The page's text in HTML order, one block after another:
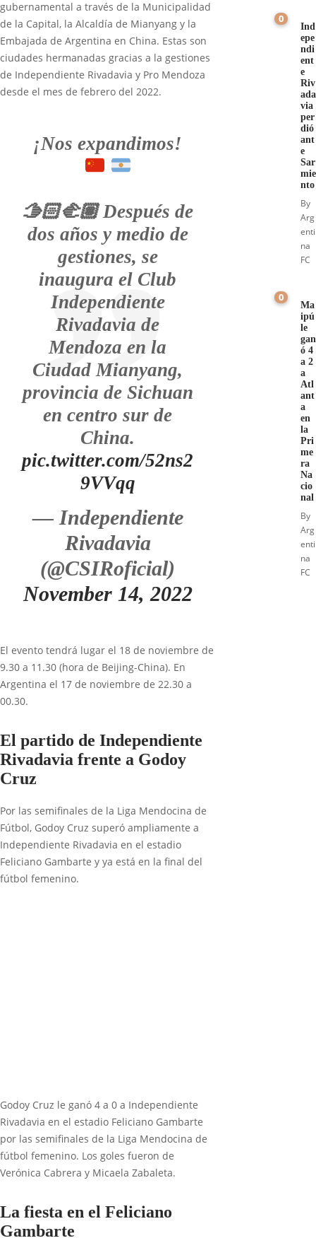
gubernamental a través de la Municipalidad
de la Capital, la Alcaldía de Mianyang y la
Embajada de Argentina en China. Estas son
ciudades hermanadas gracias a la gestiones
de Independiente Rivadavia y Pro Mendoza
desde el mes de febrero del 2022.
¡Nos expandimos!
🫱🏻‍🫲🏽 Después de
dos años y medio de
gestiones, se
inaugura el Club
Independiente
Rivadavia de
Mendoza en la
Ciudad Mianyang,
provincia de Sichuan
en centro sur de
China.
pic.twitter.com/52ns2
9VVqq
— Independiente
Rivadavia
(@CSIRoficial)
November 14, 2022
El evento tendrá lugar el 18 de noviembre de
9.30 a 11.30 (hora de Beijing-China). En
Argentina el 17 de noviembre de 22.30 a
00.30.
El partido de Independiente
Rivadavia frente a Godoy
Cruz
Por las semifinales de la Liga Mendocina de
Fútbol, Godoy Cruz superó ampliamente a
Independiente Rivadavia en el estadio
Feliciano Gambarte y ya está en la final del
fútbol femenino.
Godoy Cruz le ganó 4 a 0 a Independiente
Rivadavia en el estadio Feliciano Gambarte
por las semifinales de la Liga Mendocina de
fútbol femenino. Los goles fueron de
Verónica Cabrera y Micaela Zabaleta.
La fiesta en el Feliciano
Gambarte
0
Ind
epe
ndi
ent
e
Riv
ada
via
per
dió
ant
e
Sar
mie
nto
By
Arg
enti
na
FC
0
Ma
ipú
le
gan
ó 4
a 2
a
Atl
ant
a
en
la
Pri
me
ra
Na
cio
nal
By
Arg
enti
na
FC